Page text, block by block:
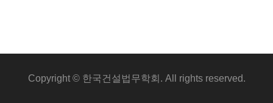
Copyright © 한국건설법무학회. All rights reserved.